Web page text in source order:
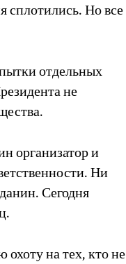
сплотились. Но все
отдельных
не
организатор и
Ни
Сегодня
охоту на тех, кто не